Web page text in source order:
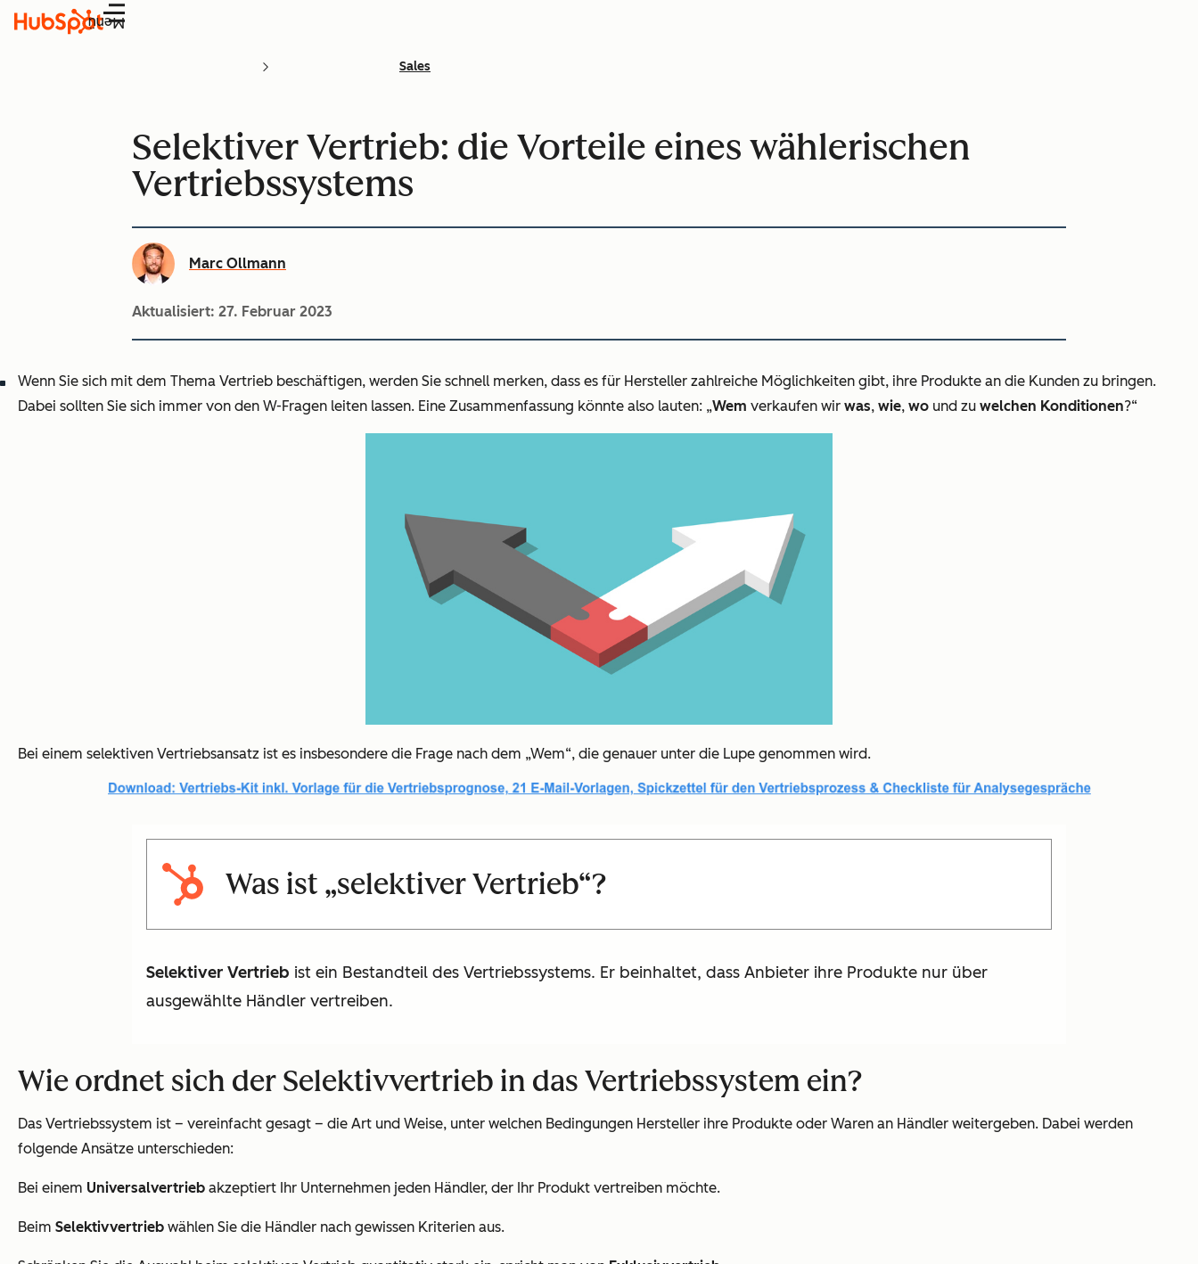
Menü
Sales
Selektiver Vertrieb: die Vorteile eines wählerischen
Vertriebssystems
Marc Ollmann
Aktualisiert: 27. Februar 2023
Wenn Sie sich mit dem Thema Vertrieb beschäftigen, werden Sie schnell merken, dass es für Hersteller zahlreiche Möglichkeiten gibt, ihre Produkte an die Kunden zu bringen.
Dabei sollten Sie sich immer von den W-Fragen leiten lassen. Eine Zusammenfassung könnte also lauten: „Wem verkaufen wir was, wie, wo und zu welchen Konditionen?“
Bei einem selektiven Vertriebsansatz ist es insbesondere die Frage nach dem „Wem“, die genauer unter die Lupe genommen wird.
Was ist „selektiver Vertrieb“?
Selektiver Vertrieb ist ein Bestandteil des Vertriebssystems. Er beinhaltet, dass Anbieter ihre Produkte nur über
ausgewählte Händler vertreiben.
Wie ordnet sich der Selektivvertrieb in das Vertriebssystem ein?
Das Vertriebssystem ist – vereinfacht gesagt – die Art und Weise, unter welchen Bedingungen Hersteller ihre Produkte oder Waren an Händler weitergeben. Dabei werden
folgende Ansätze unterschieden:
Bei einem Universalvertrieb akzeptiert Ihr Unternehmen jeden Händler, der Ihr Produkt vertreiben möchte.
Beim Selektivvertrieb wählen Sie die Händler nach gewissen Kriterien aus.